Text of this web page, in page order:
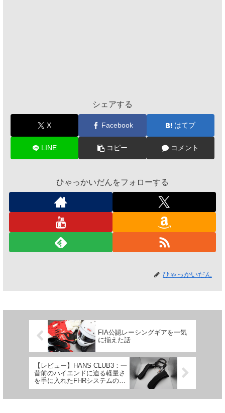
シェアする
X Facebook はてブ
LINE コピー コメント
ひゃっかいだんをフォローする
ひゃっかいだん
FIA公認レーシングギアを一気
に揃えた話
【レビュー】HANS CLUB3：一
昔前のハイエンドに迫る軽量さ
を手に入れたFHRシステムのエ
ントリーモデル